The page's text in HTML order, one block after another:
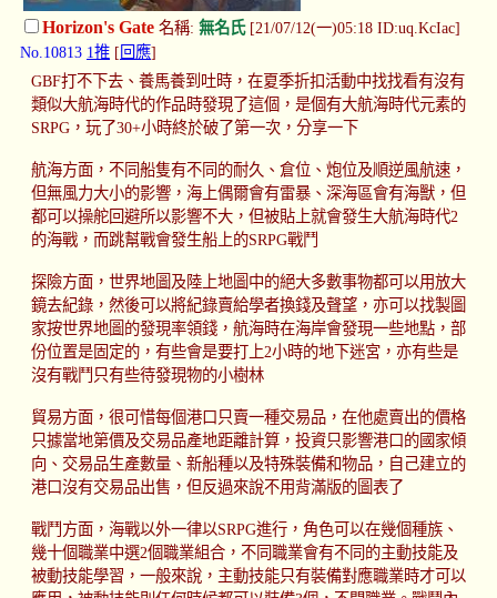
Horizon's Gate 名稱: 無名氏[21/07/12(一)05:18 ID:uq.KcIac]
No.10813 1推 [ 回應]
GBF打不下去、養馬養到吐時，在夏季折扣活動中找找看有沒有
類似大航海時代的作品時發現了這個，是個有大航海時代元素的
SRPG，玩了30+小時終於破了第一次，分享一下
航海方面，不同船隻有不同的耐久、倉位、炮位及順逆風航速，
但無風力大小的影響，海上偶爾會有雷暴、深海區會有海獸，但
都可以操舵回避所以影響不大，但被貼上就會發生大航海時代2
的海戰，而跳幫戰會發生船上的SRPG戰鬥
探險方面，世界地圖及陸上地圖中的絕大多數事物都可以用放大
鏡去紀錄，然後可以將紀錄賣給學者換錢及聲望，亦可以找製圖
家按世界地圖的發現率領錢，航海時在海岸會發現一些地點，部
份位置是固定的，有些會是要打上2小時的地下迷宮，亦有些是
沒有戰鬥只有些待發現物的小樹林
貿易方面，很可惜每個港口只賣一種交易品，在他處賣出的價格
只據當地第價及交易品產地距離計算，投資只影響港口的國家傾
向、交易品生產數量、新船種以及特殊裝備和物品，自己建立的
港口沒有交易品出售，但反過來說不用背滿版的圖表了
戰鬥方面，海戰以外一律以SRPG進行，角色可以在幾個種族、
幾十個職業中選2個職業組合，不同職業會有不同的主動技能及
被動技能學習，一般來說，主動技能只有裝備對應職業時才可以